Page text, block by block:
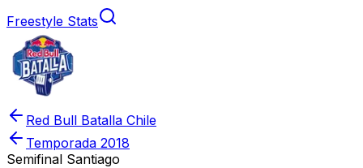
Freestyle Stats
Red Bull Batalla Chile
Temporada 2018
Semifinal Santiago